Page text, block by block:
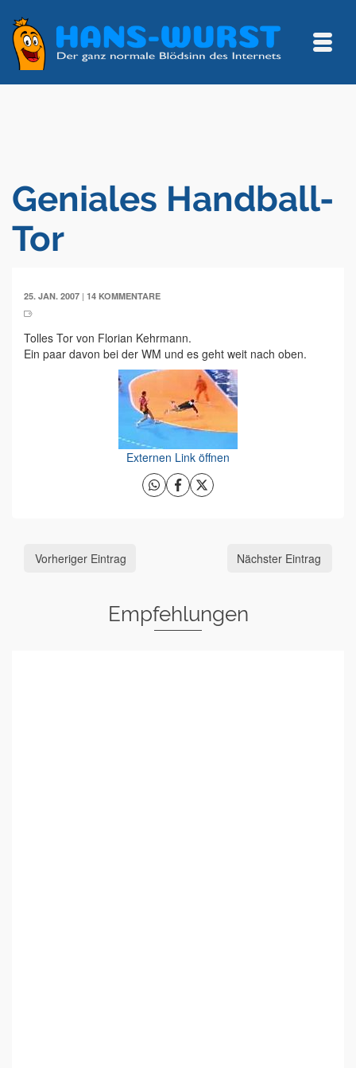
Geniales Handball-
Tor
25. JAN. 2007 | 14 KOMMENTARE
Tolles Tor von Florian Kehrmann.
Ein paar davon bei der WM und es geht weit nach oben.
Externen Link öffnen
Vorheriger Eintrag Nächster Eintrag
Empfehlungen